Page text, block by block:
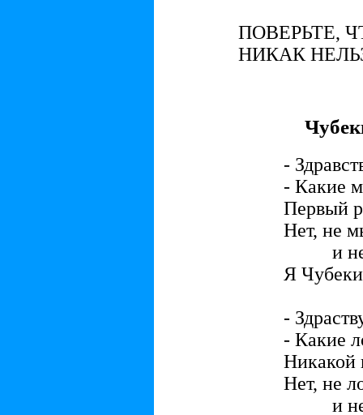
ПОВЕРЬТЕ,
НИКАК
-
- Какие
Первый
Нет, не
и не
Я
-
- Какие
Никакой
Нет, не
и не